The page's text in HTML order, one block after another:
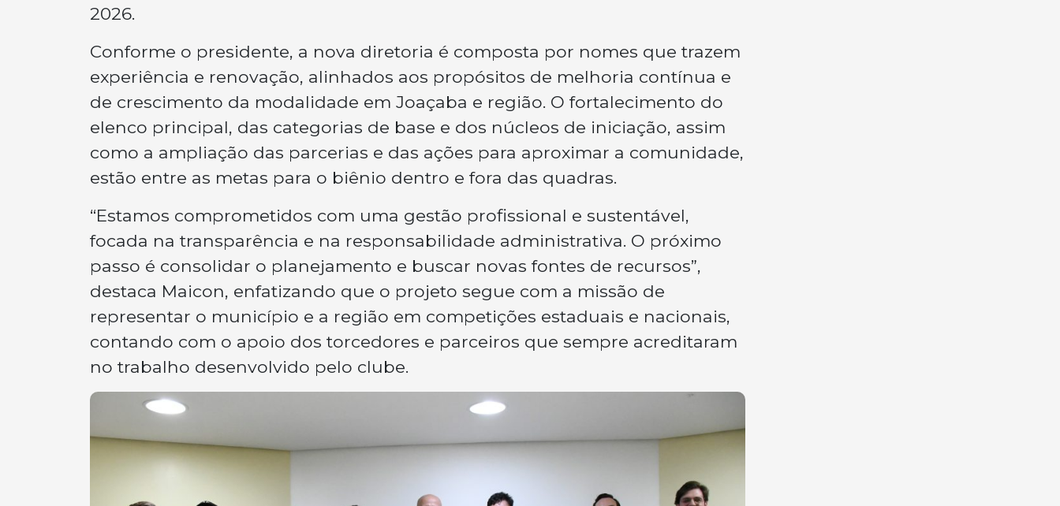
2026.
Conforme o presidente, a nova diretoria é composta por nomes que trazem
experiência e renovação, alinhados aos propósitos de melhoria contínua e
de crescimento da modalidade em Joaçaba e região. O fortalecimento do
elenco principal, das categorias de base e dos núcleos de iniciação, assim
como a ampliação das parcerias e das ações para aproximar a comunidade,
estão entre as metas para o biênio dentro e fora das quadras.
“Estamos comprometidos com uma gestão profissional e sustentável,
focada na transparência e na responsabilidade administrativa. O próximo
passo é consolidar o planejamento e buscar novas fontes de recursos”,
destaca Maicon, enfatizando que o projeto segue com a missão de
representar o município e a região em competições estaduais e nacionais,
contando com o apoio dos torcedores e parceiros que sempre acreditaram
no trabalho desenvolvido pelo clube.